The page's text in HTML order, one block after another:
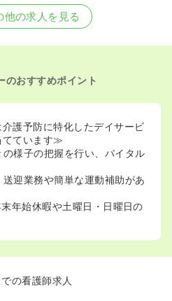
他の求人を見る
のおすすめポイント
護予防に特化したデイサービ
てています≫
様子の把握を行い、バイタル
迎業務や簡単な運動補助があ
年始休暇や土曜日・日曜日の
の看護師求人